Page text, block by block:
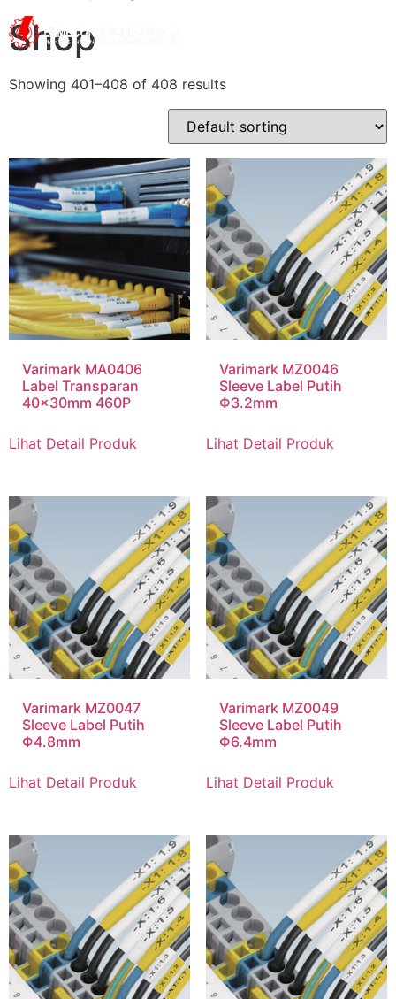
Shop
Showing 401–408 of 408 results
Varimark MA0406
Label Transparan
40x30mm 460P
Lihat Detail Produk
Varimark MZ0046
Sleeve Label Putih
Φ3.2mm
Lihat Detail Produk
Varimark MZ0047
Sleeve Label Putih
Φ4.8mm
Lihat Detail Produk
Varimark MZ0049
Sleeve Label Putih
Φ6.4mm
Lihat Detail Produk